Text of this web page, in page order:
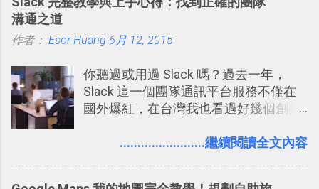
溝通之道
作者： Esor Huang 6月 12, 2015
你聽過或用過 Slack 嗎？過去一年，
Slack 這一個團隊通訊平台服務不僅在
國外爆紅，在台灣我也看過好幾個創業
理，到底 Slack 有什麼魅力？它是不是
........................繼續閱讀全文內容